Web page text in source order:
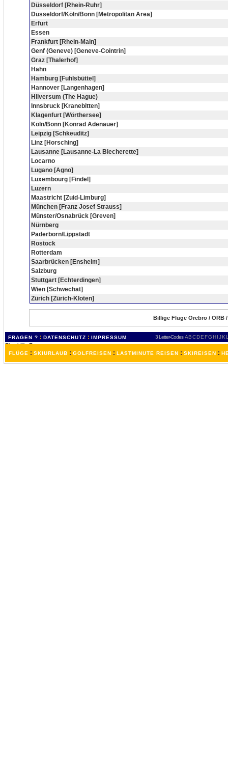
Düsseldorf [Rhein-Ruhr]
Düsseldorf/Köln/Bonn [Metropolitan Area]
Erfurt
Essen
Frankfurt [Rhein-Main]
Genf (Geneve) [Geneve-Cointrin]
Graz [Thalerhof]
Hahn
Hamburg [Fuhlsbüttel]
Hannover [Langenhagen]
Hilversum (The Hague)
Innsbruck [Kranebitten]
Klagenfurt [Wörthersee]
Köln/Bonn [Konrad Adenauer]
Leipzig [Schkeuditz]
Linz [Horsching]
Lausanne [Lausanne-La Blecherette]
Locarno
Lugano [Agno]
Luxembourg [Findel]
Luzern
Maastricht [Zuid-Limburg]
München [Franz Josef Strauss]
Münster/Osnabrück [Greven]
Nürnberg
Paderborn/Lippstadt
Rostock
Rotterdam
Saarbrücken [Ensheim]
Salzburg
Stuttgart [Echterdingen]
Wien [Schwechat]
Zürich [Zürich-Kloten]
Billige Flüge Orebro / ORB
FRAGEN ? : DATENSCHUTZ : IMPRESSUM 3 Letter-Codes ABCDEFGH IJKL
FLÜGE : SKIURLAUB : GOLFREISEN : LASTMINUTE REISEN : SKIREISEN :